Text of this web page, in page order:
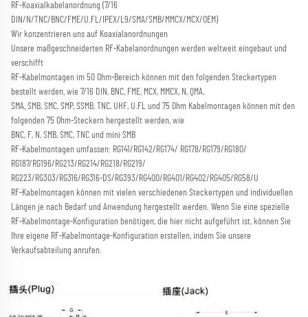
RF-Koaxialkabelanordnung (7/16
DIN/N/TNC/BNC/FME/U.FL/IPEX/L9/SMA/SMB/MMCX/MCX/OEM)
Wir konzentrieren uns auf Koaxialanordnungen
Unsere maßgeschneiderten RF-Kabelanordnungen werden weltweit eingebaut und
verschifft
RF-Kabelmontagen im 50 Ohm-Bereich können mit den folgenden Steckertypen
bestellt werden, wie 7/16 DIN, BNC, FME, MCX, MMCX, N, QMA,
SMA, SMB, SMC, SMP, SSMB, TNC, UHF, U.FL und 75 Ohm Kabelmontagen können mit den
folgenden 75 Ohm-Steckern hergestellt werden, wie
BNC, F, N, SMB, SMC, TNC und mini SMB
RF-Kabelmontagen umfassen: RG141/RG142/RG174/ RG178/RG179/RG180/
RG187/RG196/RG213/RG214/RG218/RG219/
RG223/RG303/RG316/RG316-DS/RG393/RG400/RG401/RG402/RG405/RG58/U
RF-Kabelmontagen können mit vielen verschiedenen Steckertypen und individuellen
Längen je nach Bedarf und Anwendung hergestellt werden. Wenn Sie eine spezielle
RF-Kabelmontage-Konfiguration benötigen, die hier nicht aufgeführt ist, können Sie
Ihre eigene RF-Kabelmontage-Konfiguration erstellen, indem Sie unsere
Verkaufsabteilung anrufen.